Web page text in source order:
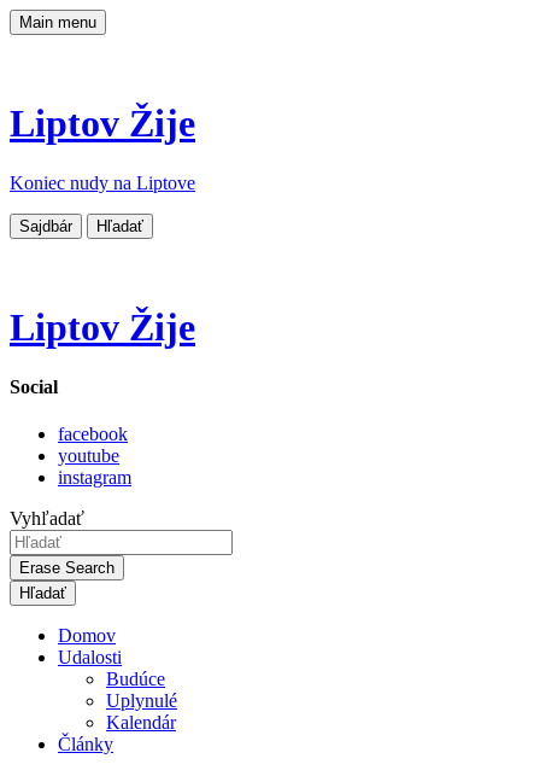
Main menu
Liptov Žije
Koniec nudy na Liptove
Sajdbár Hľadať
Liptov Žije
Social
facebook
youtube
instagram
Vyhľadať
Erase Search
Domov
Udalosti
Budúce
Uplynulé
Kalendár
Články